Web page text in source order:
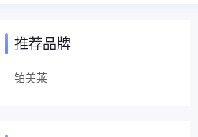
推荐品牌
铂美莱